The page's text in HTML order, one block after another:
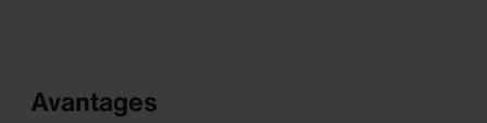
Avantages